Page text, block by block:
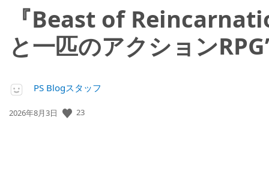
『Beast of
と一匹のアクション
PS Blogスタッフ
公
2026年8月3日 23